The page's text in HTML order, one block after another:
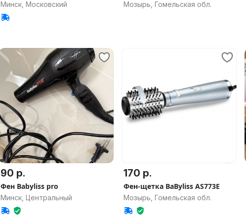
Минск, Московский Мозырь, Гомельская обл.
90 р.
Фен Babyliss pro
Минск, Центральный
170 р.
Фен-щетка BaByliss AS773E
Мозырь, Гомельская обл.